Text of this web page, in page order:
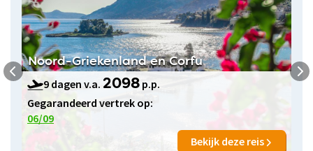
Noord-Griekenland en Corfu
9 dagen v.a. 2098 p.p.
Gegarandeerd vertrek op:
06/09
Bekijk deze reis